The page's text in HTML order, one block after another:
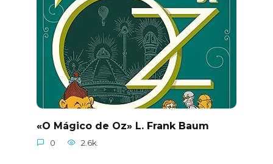
«O Mágico de Oz» L. Frank Baum
0 2.6k.